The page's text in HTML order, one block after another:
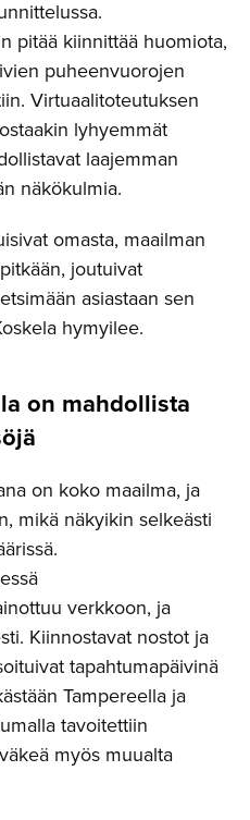
pitää kiinnittää huomiota,
puheenvuorojen
Virtuaalitoteutuksen
lyhyemmät
laajemman
näkökulmia.
omasta, maailman
joutuivat
asiastaan sen
hymyilee.
on mahdollista
on koko maailma, ja
mikä näkyikin selkeästi
verkkoon, ja
Kiinnostavat nostot ja
tapahtumapäivinä
Tampereella ja
tavoitettiin
myös muualta